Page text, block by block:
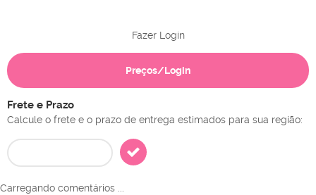
Fazer Login
Preços/Login
Frete e Prazo
Calcule o frete e o prazo de entrega estimados para sua região:
Carregando comentários ...